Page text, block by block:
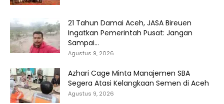
21 Tahun Damai Aceh, JASA Bireuen
Ingatkan Pemerintah Pusat: Jangan
Sampai...
Agustus 9, 2026
Azhari Cage Minta Manajemen SBA
Segera Atasi Kelangkaan Semen di Aceh
Agustus 9, 2026